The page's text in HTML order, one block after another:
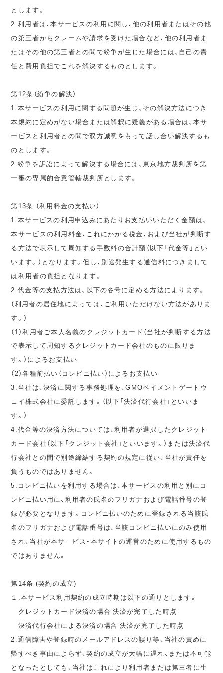
とします。
2.利用者は、本サービスの利用に関し、他の利用者またはその他
の第三者からクレームや請求を受けた場合など、他の利用者ま
たはその他の第三者との間で紛争が生じた場合には、自己の責
任と費用負担でこれを解決するものとします。
第12条（紛争の解決）
1.本サービスの利用に関する問題が生じ、その解決方法につき
本規約に定めがない場合または解釈に疑義がある場合は、本サ
ービスと利用者との間で双方誠意をもって話し合い解決するも
のとします。
2.紛争を訴訟によって解決する場合には、東京地方裁判所を第
一審の専属的合意管轄裁判所とします。
第13条 （利用料金の支払い）
1.本サービスの利用申込みにあたりお支払いいただく金額は、
本サービスの利用料金、これにかかる税金、および当社が判断す
る方法で表示して周知する手数料の合計額（以下「代金等」とい
います。）となります。但し、別途発生する通信料につきまして
は利用者の負担となります。
2.代金等の支払方法は、以下の各号に定める方法によります。
（利用者の居住地によっては、ご利用いただけない方法がありま
す。）
（1）利用者ご本人名義のクレジットカード（当社が判断する方法
で表示して周知するクレジットカード会社のものに限りま
す。）によるお支払い
（2）各種前払い（コンビニ払い）によるお支払い
3.当社は、決済に関する事務処理を、GMOペイメントゲートウ
ェイ株式会社に委託します。（以下「決済代行会社」といいま
す。）
4.代金等の決済方法については、利用者が選択したクレジット
カード会社（以下「クレジット会社」といいます。）または決済代
行会社との間で別途締結する契約の規定に従い、当社が責任を
負うものではありません。
5.コンビニ払いを利用する場合は、本サービスの利用と別にコ
ンビニ払い用に、利用者の氏名のフリガナおよび電話番号の登
録が必要となります。コンビニ払いのために登録される当該氏
名のフリガナおよび電話番号は、当該コンビニ払いにのみ使用
され、当社が本サ―ビス・本サイトの運営のために使用するもの
ではありません。
第14条 (契約の成立)
１.本サービス利用契約の成立時期は以下の通りとします。
クレジットカード決済の場合 決済が完了した時点
決済代行会社による決済の場合 決済が完了した時点
2.通信障害や登録時のメールアドレスの誤り等、当社の責めに
帰すべき事由によらず、契約の成立が大幅に遅れ、または不可能
となったとしても、当社はこれにより利用者または第三者に生